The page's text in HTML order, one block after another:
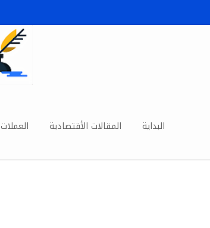
البداية المقالات الأقتصادية